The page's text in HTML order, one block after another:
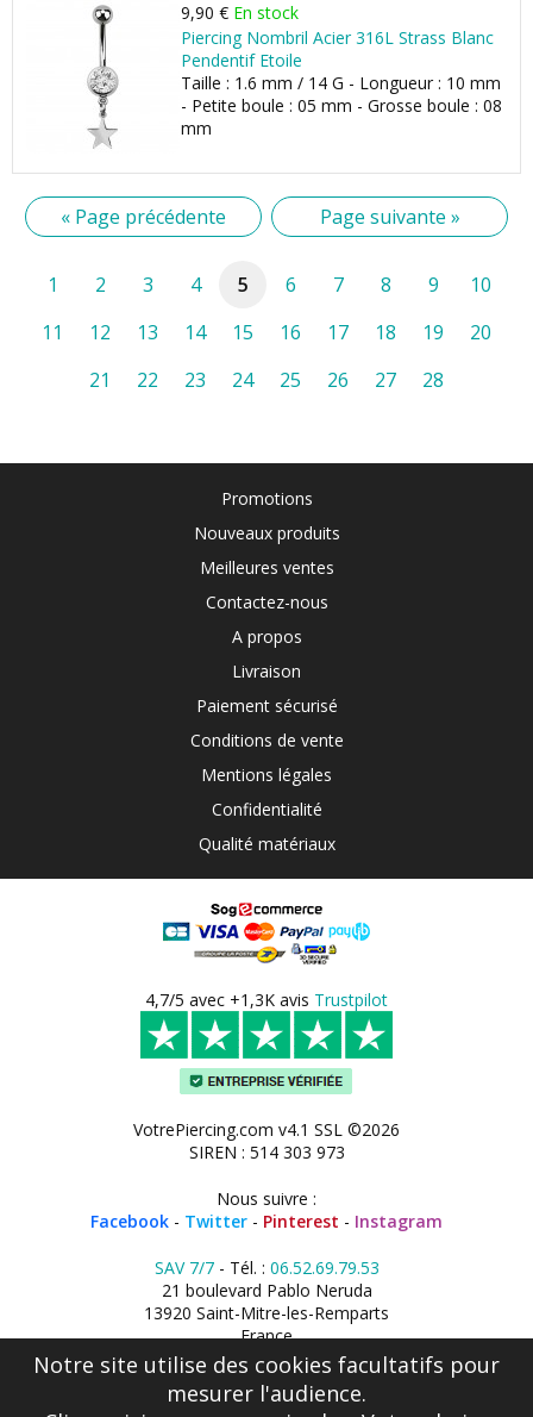
9,90 € En stock
Piercing Nombril Acier 316L Strass Blanc
Pendentif Etoile
Taille : 1.6 mm / 14 G - Longueur : 10 mm
- Petite boule : 05 mm - Grosse boule : 08
mm
« Page précédente Page suivante »
1 2 3 4 5 6 7 8 9
10
11
12 13 14 15 16 17 18 19
20
21
22 23 24 25 26 27 28
Promotions
Nouveaux produits
Meilleures ventes
Contactez-nous
A propos
Livraison
Paiement sécurisé
Conditions de vente
Mentions légales
Confidentialité
Qualité matériaux
4,7/5 avec +1,3K avis Trustpilot
VotrePiercing.com v4.1 SSL ©2026
SIREN : 514 303 973
Nous suivre :
Facebook - Twitter - Pinterest - Instagram
SAV 7/7- Tél. : 06.52.69.79.53
21 boulevard Pablo Neruda
13920 Saint-Mitre-les-Remparts
France
Notre site utilise des cookies facultatifs pour
mesurer l'audience.